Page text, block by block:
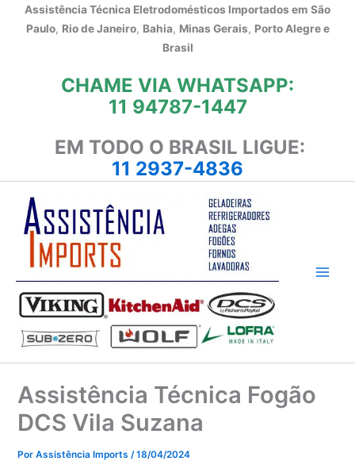
Assistência Técnica Eletrodomésticos Importados em São
Paulo, Rio de Janeiro, Bahia, Minas Gerais, Porto Alegre e
Brasil
CHAME VIA WHATSAPP:
11 94787-1447
EM TODO O BRASIL LIGUE:
11 2937-4836
Assistência Técnica Fogão
DCS Vila Suzana
PorAssistência Imports/18/04/2024